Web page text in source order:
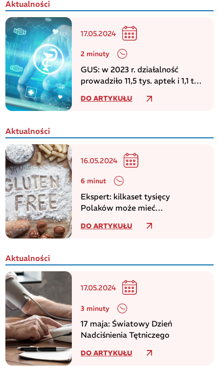
Aktualności
17.05.2024
2 minuty
GUS: w 2023 r. działalność
prowadziło 11,5 tys. aptek i 1,1 tys.
DO ARTYKUŁU
Aktualności
16.05.2024
6 minut
Ekspert: kilkaset tysięcy
Polaków może mieć
DO ARTYKUŁU
Aktualności
17.05.2024
3 minuty
17 maja: Światowy Dzień
Nadciśnienia Tętniczego
DO ARTYKUŁU